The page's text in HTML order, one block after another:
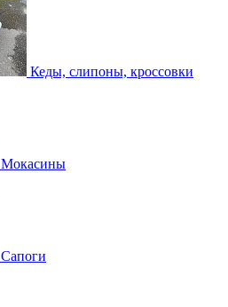
Кеды, слипоны, кроссовки
Мокасины
Сапоги